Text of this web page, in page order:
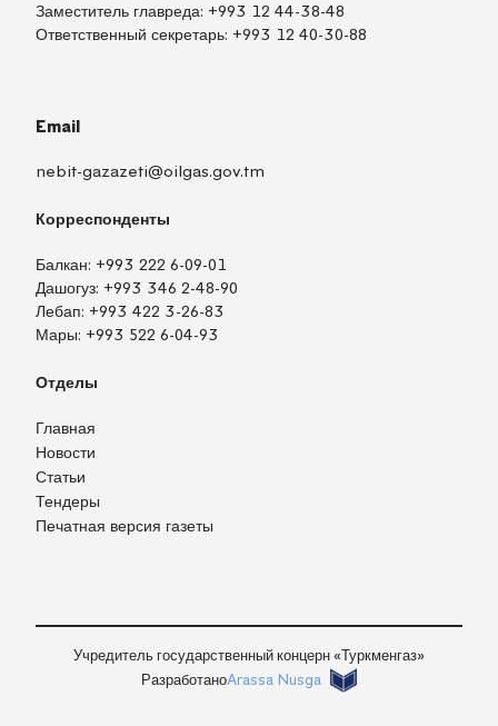
Заместитель главреда: +993 12 44-38-48
Ответственный секретарь: +993 12 40-30-88
Email
nebit-gazazeti@oilgas.gov.tm
Корреспонденты
Балкан: +993 222 6-09-01
Дашогуз: +993 346 2-48-90
Лебап: +993 422 3-26-83
Мары: +993 522 6-04-93
Отделы
Главная
Новости
Статьи
Тендеры
Печатная версия газеты
Учредитель государственный концерн «Туркменгаз»
РазработаноArassa Nusga